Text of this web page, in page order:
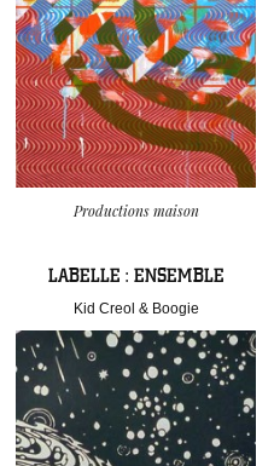
Productions maison
LABELLE : ENSEMBLE
Kid Creol & Boogie